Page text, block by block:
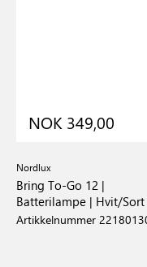
NOK 349,00
Nordlux
Bring To-Go 12 |
Batterilampe | Hvit/Sort
Artikkelnummer